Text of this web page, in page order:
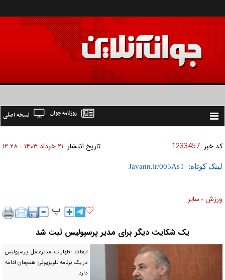
Toggle
نسخه اصلی روزنامه جوان
کد خبر: 1233457 تاریخ انتشار: ۲۱ خرداد ۱۴۰۳ - ۱۲:۲۸
لینک کوتاه:
ورزش » ساير
یک شکایت دیگر برای مدیر پرسپولیس ثبت شد
تبعات اظهارات مدیرعامل پرسپولیس
در یک برنامه تلویزیونی همچنان ادامه
دارد.